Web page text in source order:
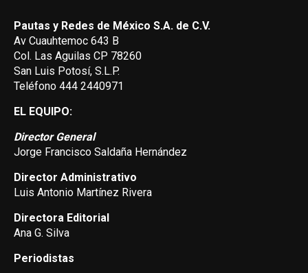
Pautas y Redes de México S.A. de C.V.
Av Cuauhtemoc 643 B
Col. Las Aguilas CP 78260
San Luis Potosí, S.L.P.
Teléfono 444 2440971
EL EQUIPO:
Director General
Jorge Francisco Saldaña Hernández
Director Administrativo
Luis Antonio Martínez Rivera
Directora Editorial
Ana G. Silva
Periodistas